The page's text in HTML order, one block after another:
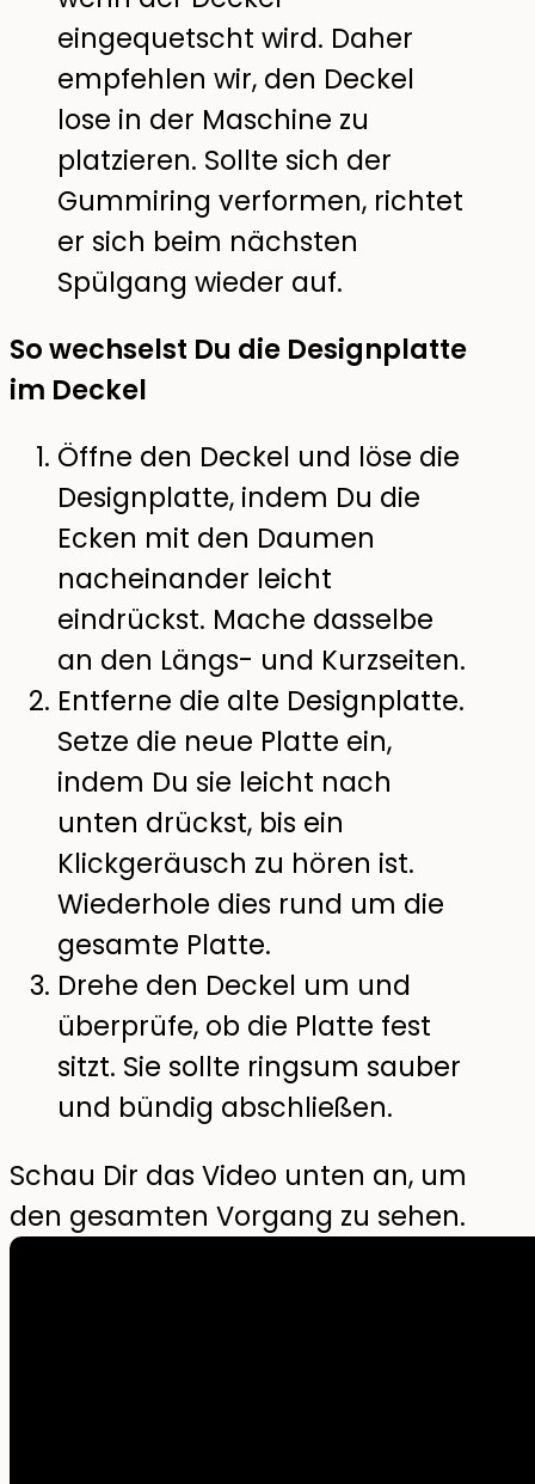
eingequetscht wird. Daher
empfehlen wir, den Deckel
lose in der Maschine zu
platzieren. Sollte sich der
Gummiring verformen, richtet
er sich beim nächsten
Spülgang wieder auf.
So wechselst Du die Designplatte
im Deckel
Öffne den Deckel und löse die
Designplatte, indem Du die
Ecken mit den Daumen
nacheinander leicht
eindrückst. Mache dasselbe
an den Längs- und Kurzseiten.
Entferne die alte Designplatte.
Setze die neue Platte ein,
indem Du sie leicht nach
unten drückst, bis ein
Klickgeräusch zu hören ist.
Wiederhole dies rund um die
gesamte Platte.
Drehe den Deckel um und
überprüfe, ob die Platte fest
sitzt. Sie sollte ringsum sauber
und bündig abschließen.
Schau Dir das Video unten an, um
den gesamten Vorgang zu sehen.